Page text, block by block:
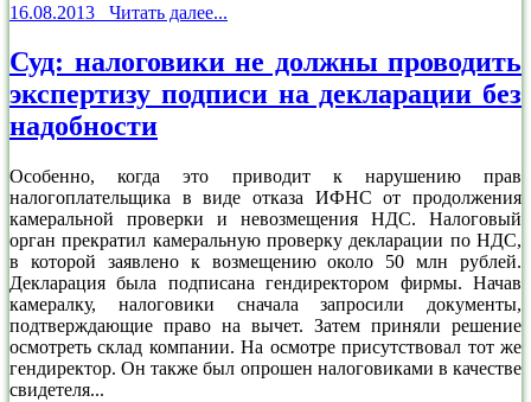
16.08.2013 Читать далее...
Суд: налоговики не должны проводить
экспертизу подписи на декларации без
надобности
Особенно, когда это приводит к нарушению прав
налогоплательщика в виде отказа ИФНС от продолжения
камеральной проверки и невозмещения НДС. Налоговый
орган прекратил камеральную проверку декларации по НДС,
в которой заявлено к возмещению около 50 млн рублей.
Декларация была подписана гендиректором фирмы. Начав
камералку, налоговики сначала запросили документы,
подтверждающие право на вычет. Затем приняли решение
осмотреть склад компании. На осмотре присутствовал тот же
гендиректор. Он также был опрошен налоговиками в качестве
свидетеля...